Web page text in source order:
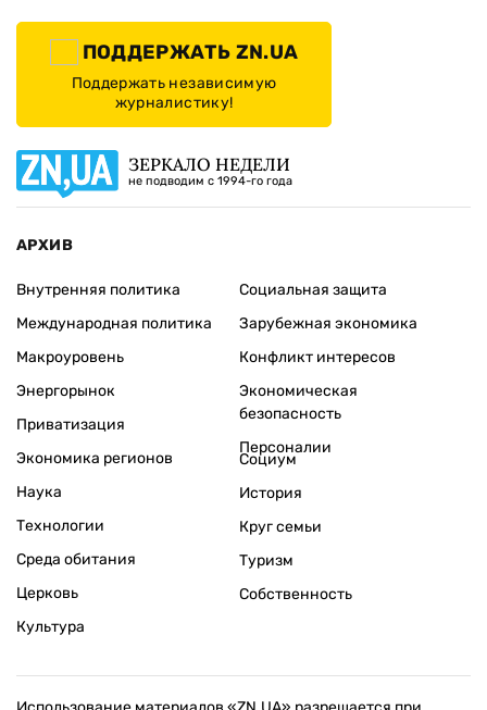
ПОДДЕРЖАТЬ ZN.UA
Поддержать независимую
журналистику!
ЗЕРКАЛО НЕДЕЛИ
не подводим с 1994-го года
АРХИВ
Внутренняя политика
Международная политика
Макроуровень
Энергорынок
Приватизация
Экономика регионов
Социальная защита
Зарубежная экономика
Конфликт интересов
Экономическая
безопасность
Персоналии
Наука
Технологии
Среда обитания
Церковь
Культура
Социум
История
Круг семьи
Туризм
Собственность